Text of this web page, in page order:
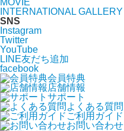
INTERNATIONAL GALLERY
SNS
Instagram
Twitter
YouTube
LINE友だち追加
facebook
会員特典
店舗情報
サポート
よくある質問
ご利用ガイド
お問い合わせ